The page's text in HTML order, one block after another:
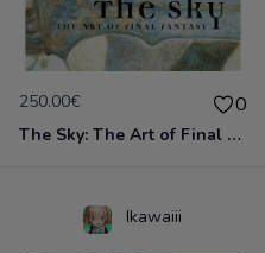
250.00€ 0
The Sky: The Art of Final Fantasy Slipcased Edition by Yoshitaka Amano
Ikawaiii